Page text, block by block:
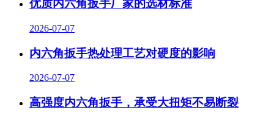
优质内六角扳手厂家的选材标准
2026-07-07
内六角扳手热处理工艺对硬度的影响
2026-07-07
高强度内六角扳手，承受大扭矩不易断裂